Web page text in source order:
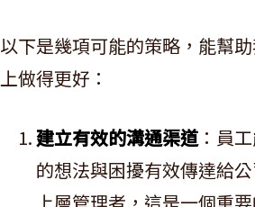
以下是幾項可能的策略，能幫
上做得更好：
建立有效的溝通渠道：員
的想法與困擾有效傳達給